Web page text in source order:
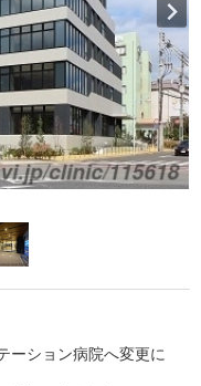
ーション病院へ変更に